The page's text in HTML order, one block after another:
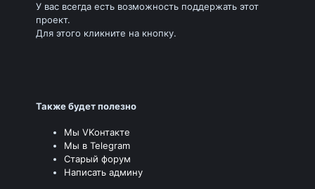
У вас всегда есть возможность поддержать этот
проект.
Для этого кликните на кнопку.
Также будет полезно
Мы VKонтакте
Мы в Telegram
Старый форум
Написать админу